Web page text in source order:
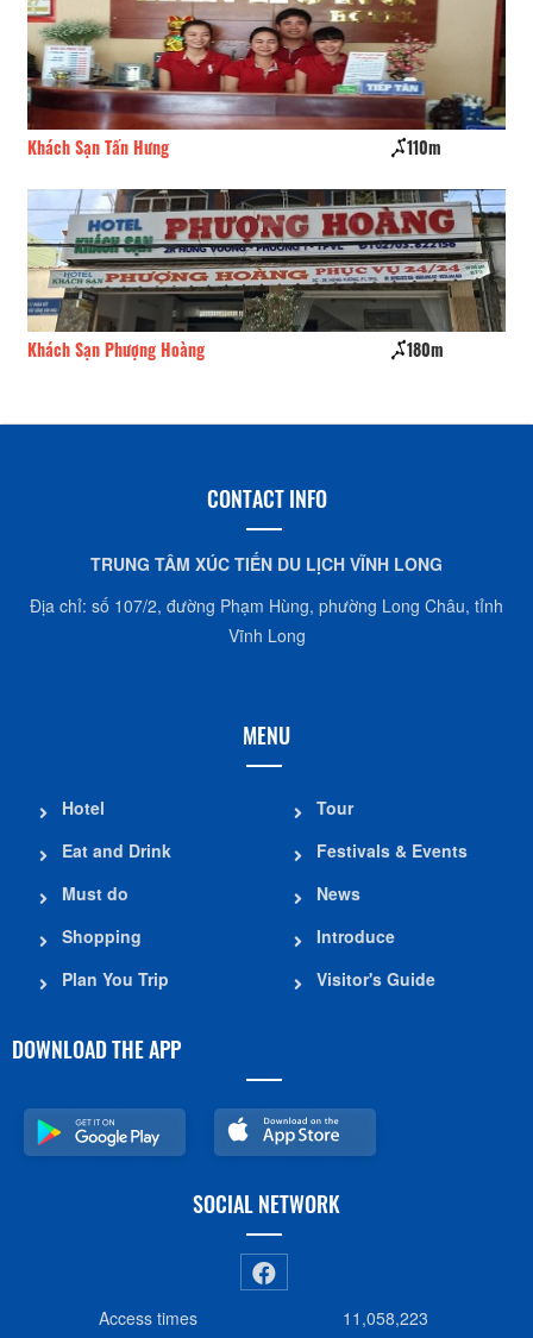
Khách Sạn Tấn Hưng 110m
Khách Sạn Phượng Hoàng 180m
CONTACT INFO
TRUNG TÂM XÚC TIẾN DU LỊCH VĨNH LONG
Địa chỉ: số 107/2, đường Phạm Hùng, phường Long Châu, tỉnh
Vĩnh Long
MENU
Hotel
Eat and Drink
Must do
Shopping
Plan You Trip
Tour
Festivals & Events
News
Introduce
Visitor's Guide
DOWNLOAD THE APP
SOCIAL NETWORK
Access times
11,058,223